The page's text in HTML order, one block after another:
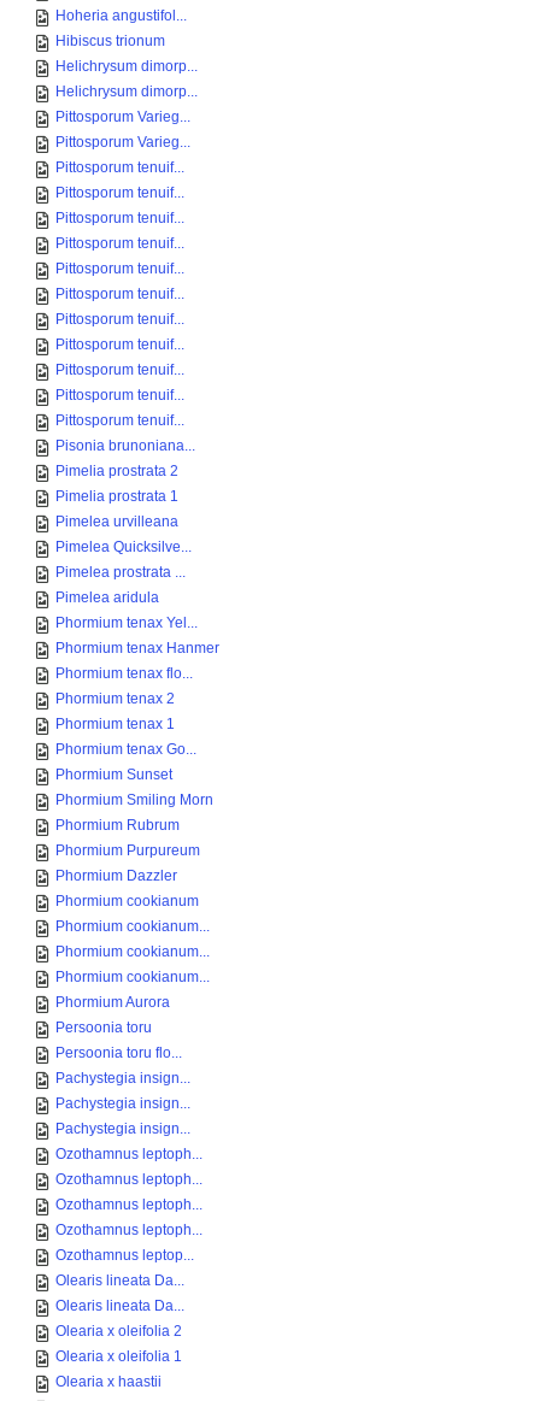
Hoheria angustifol...
Hibiscus trionum
Helichrysum dimorp...
Helichrysum dimorp...
Pittosporum Varieg...
Pittosporum Varieg...
Pittosporum tenuif...
Pittosporum tenuif...
Pittosporum tenuif...
Pittosporum tenuif...
Pittosporum tenuif...
Pittosporum tenuif...
Pittosporum tenuif...
Pittosporum tenuif...
Pittosporum tenuif...
Pittosporum tenuif...
Pittosporum tenuif...
Pisonia brunoniana...
Pimelia prostrata 2
Pimelia prostrata 1
Pimelea urvilleana
Pimelea Quicksilve...
Pimelea prostrata ...
Pimelea aridula
Phormium tenax Yel...
Phormium tenax Hanmer
Phormium tenax flo...
Phormium tenax 2
Phormium tenax 1
Phormium tenax Go...
Phormium Sunset
Phormium Smiling Morn
Phormium Rubrum
Phormium Purpureum
Phormium Dazzler
Phormium cookianum
Phormium cookianum...
Phormium cookianum...
Phormium cookianum...
Phormium Aurora
Persoonia toru
Persoonia toru flo...
Pachystegia insign...
Pachystegia insign...
Pachystegia insign...
Ozothamnus leptoph...
Ozothamnus leptoph...
Ozothamnus leptoph...
Ozothamnus leptoph...
Ozothamnus leptop...
Olearis lineata Da...
Olearis lineata Da...
Olearia x oleifolia 2
Olearia x oleifolia 1
Olearia x haastii